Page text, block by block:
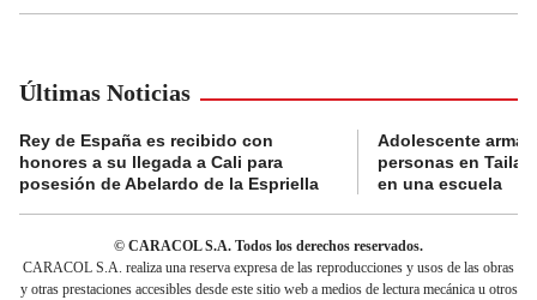
Últimas Noticias
Rey de España es recibido con
honores a su llegada a Cali para
posesión de Abelardo de la Espriella
Adolescente
personas en
en una escuela
© CARACOL S.A. Todos los derechos reservados.
CARACOL S.A. realiza una reserva expresa de las reproducciones y usos de las obras
y otras prestaciones accesibles desde este sitio web a medios de lectura mecánica u otros